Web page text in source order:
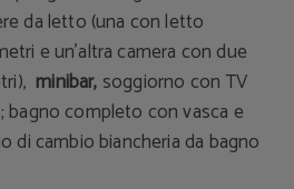
da letto (una con letto
e un'altra camera con due
minibar, soggiorno con TV
bagno completo con vasca e
di cambio biancheria da bagno